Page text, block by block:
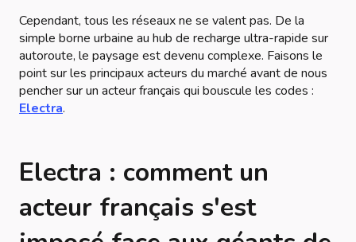
Cependant, tous les réseaux ne se valent pas. De la
simple borne urbaine au hub de recharge ultra-rapide sur
autoroute, le paysage est devenu complexe. Faisons le
point sur les principaux acteurs du marché avant de nous
pencher sur un acteur français qui bouscule les codes :
Electra.
Electra : comment un
acteur français s'est